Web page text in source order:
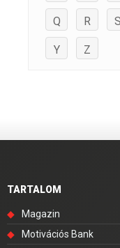
Q R S
Y Z
TARTALOM
◆
Magazin
◆
Motivációs Bank